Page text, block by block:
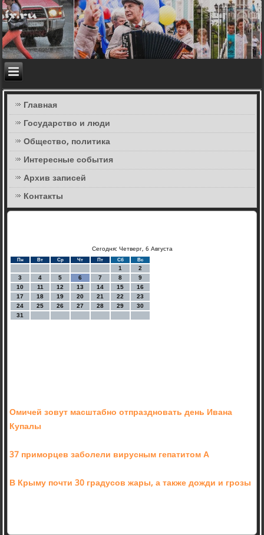
Главная
Государство и люди
Общество, политика
Интересные события
Архив записей
Контакты
Сегодня: Четверг, 6 Августа
Пн Вт Ср Чт Пт Сб Вс
1
2
3
4 5 6 7 8
9
10
11 12 13 14 15
16
17
18 19 20 21 22
23
24
25 26 27 28 29
30
31
Омичей зовут масштабно отпраздновать день Ивана
Купалы
37 приморцев заболели вирусным гепатитом А
В Крыму почти 30 градусов жары, а также дожди и грозы